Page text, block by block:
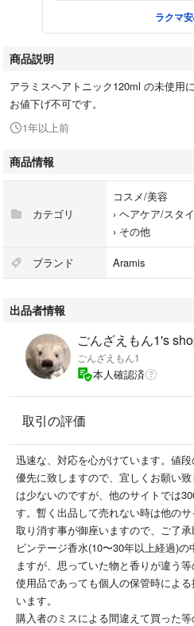
ラクマ
商品説明
アラミスヘアトニック120ml の未使用
お値下げ不可です。
1年以上前
商品情報
カテゴリ
コスメ/美容
› ヘアケア/スタ
› その他
ブランド Aramis
出品者情報
ごんざえもん1's
ごんざえもん1
本人確認済
取引の評価
迅速な、対応を心がけています。値
優先に致しますので、宜しくお願い
は少ないのですが、他のサイトでは
す。暫く出品して売れない時は他の
取り消す事が御座いますので、ご了承
ビンテージ香水(10〜30年以上経過)
ますが、思っていた物と香りが違う
使用品であっても個人の保管時によ
います。
購入者のミスによる間違えて買った